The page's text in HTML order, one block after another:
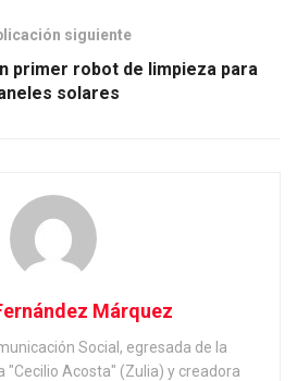
siguiente
primer robot de limpieza para
solares
Márquez
Social, egresada de la
"Cecilio Acosta" (Zulia) y creadora